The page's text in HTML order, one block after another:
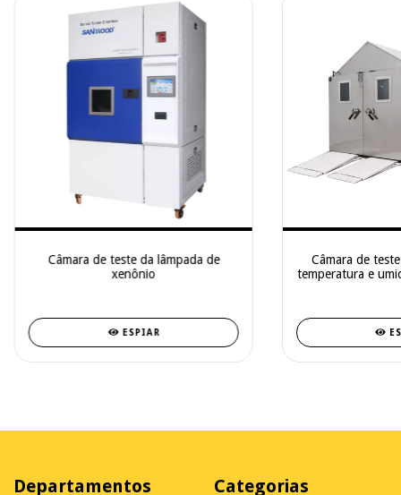
Câmara de teste da lâmpada de
xenônio
ESPIAR
Câmara de
temperatura e
Departamentos Categorias